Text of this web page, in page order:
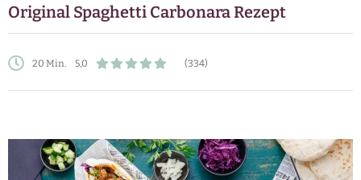
Original Spaghetti Carbonara Rezept
20 Min. 5,0 (334)